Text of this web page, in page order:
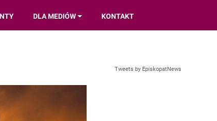
DLA MEDIÓW KONTAKT
Tweets by EpiskopatNews